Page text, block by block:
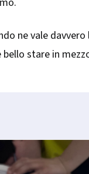
ne vale
stare in